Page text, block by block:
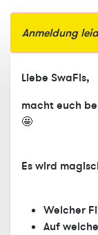
Anmeldung
Liebe SwaFis,
macht euch
🤩
Es wird
Welcher
Auf